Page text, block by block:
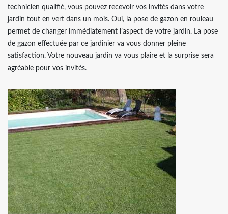
technicien qualifié, vous pouvez recevoir vos invités dans votre
jardin tout en vert dans un mois. Oui, la pose de gazon en rouleau
permet de changer immédiatement l’aspect de votre jardin. La pose
de gazon effectuée par ce jardinier va vous donner pleine
satisfaction. Votre nouveau jardin va vous plaire et la surprise sera
agréable pour vos invités.